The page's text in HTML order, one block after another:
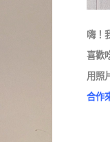
嗨！
喜歡
用照
合作